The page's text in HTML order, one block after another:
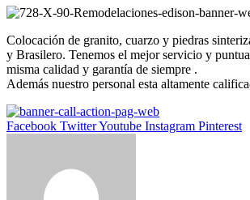
Colocación de granito, cuarzo y piedras
y Brasilero. Tenemos el mejor servicio y
misma calidad y garantía de siempre .
Además nuestro personal esta altamente
Facebook TwitterYoutube Instagram Pinterest